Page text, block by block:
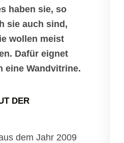
haben sie, so
sie auch sind,
wollen meist
Dafür eignet
eine Wandvitrine.
DER
dem Jahr 2009